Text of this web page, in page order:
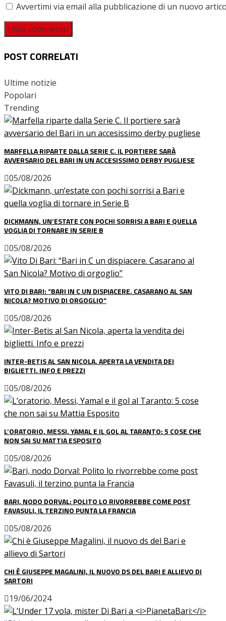
Avvertimi via email alla pubblicazione di un nuovo
POST CORRELATI
Ultime notizie
Popolari
Trending
MARFELLA RIPARTE DALLA SERIE C. IL PORTIERE SARÀ
AVVERSARIO DEL BARI IN UN ACCESISSIMO DERBY PUGLIESE
05/08/2026
DICKMANN, UN’ESTATE CON POCHI SORRISI A BARI E QUELLA
VOGLIA DI TORNARE IN SERIE B
05/08/2026
VITO DI BARI: “BARI IN C UN DISPIACERE. CASARANO AL SAN
NICOLA? MOTIVO DI ORGOGLIO”
05/08/2026
INTER-BETIS AL SAN NICOLA, APERTA LA VENDITA DEI
BIGLIETTI. INFO E PREZZI
05/08/2026
L’ORATORIO, MESSI, YAMAL E IL GOL AL TARANTO: 5 COSE CHE
NON SAI SU MATTIA ESPOSITO
05/08/2026
BARI, NODO DORVAL: POLITO LO RIVORREBBE COME POST
FAVASULI, IL TERZINO PUNTA LA FRANCIA
05/08/2026
CHI È GIUSEPPE MAGALINI, IL NUOVO DS DEL BARI E ALLIEVO DI
SARTORI
19/06/2024